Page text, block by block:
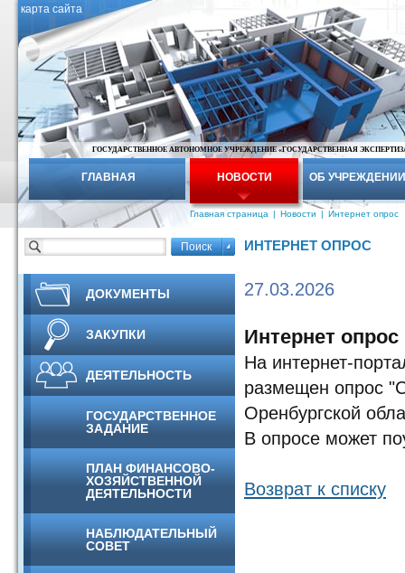
карта сайта
ГОСУДАРСТВЕННОЕ АВТОНОМНОЕ УЧРЕЖДЕНИЕ «ГОСУДАРСТВЕННАЯ
ГЛАВНАЯ НОВОСТИ ОБ УЧРЕЖДЕНИИ
Главная страница | Новости | Интернет опрос
ДОКУМЕНТЫ
ЗАКУПКИ
ДЕЯТЕЛЬНОСТЬ
ГОСУДАРСТВЕННОЕ
ЗАДАНИЕ
ПЛАН ФИНАНСОВО-
ХОЗЯЙСТВЕННОЙ
ДЕЯТЕЛЬНОСТИ
НАБЛЮДАТЕЛЬНЫЙ
СОВЕТ
ИНТЕРНЕТ ОПРОС
27.03.2026
Интернет опрос
На интернет-
размещен опрос
Оренбургской
В опросе может
Возврат к списку